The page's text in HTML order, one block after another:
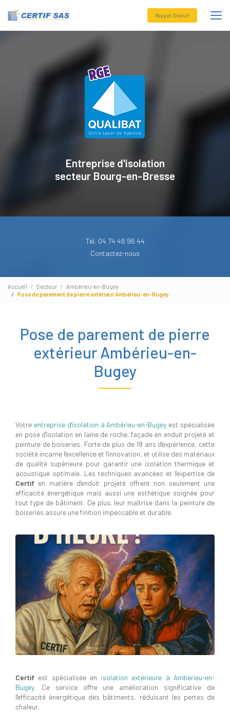
Rappel Gratuit
Entreprise d'isolation
secteurBourg-en-Bresse
Tél. 04 74 46 96 44
Contactez-nous
Accueil Secteur
Ambérieu-en-Bugey
Pose de parement de pierre extérieur Ambérieu-en-Bugey
Pose de parement de pierre
extérieur Ambérieu-en-
Bugey
Votre entreprise d'isolation à Ambérieu-en-Bugey est spécialisée
en pose d'isolation en laine de roche, façade en enduit projeté et
peinture de boiseries. Forte de plus de 18 ans d'expérience, cette
société incarne l'excellence et l'innovation, et utilise des matériaux
de qualité supérieure pour garantir une isolation thermique et
acoustique optimale. Les techniques avancées et l'expertise de
Certif en matière d'enduit projeté offrent non seulement une
efficacité énergétique mais aussi une esthétique soignée pour
tout type de bâtiment. De plus, leur maîtrise dans la peinture de
boiseries assure une finition impeccable et durable.
Certif est spécialisée en isolation extérieure à Ambérieu-en-
Bugey. Ce service offre une amélioration significative de
l'efficacité énergétique des bâtiments, réduisant les pertes de
chaleur.